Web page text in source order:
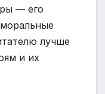
— его
лучше
и их